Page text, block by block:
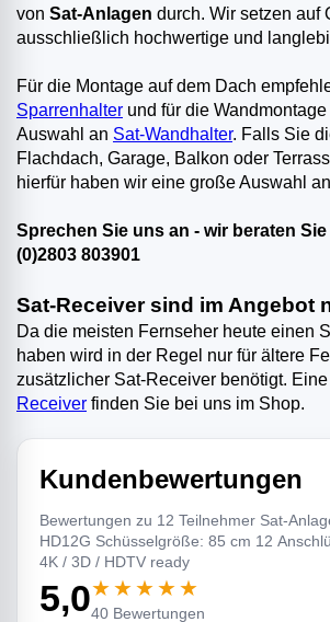
von Sat-Anlagen durch. Wir setzen auf
ausschließlich hochwertige und
Für die Montage auf dem Dach
Sparrenhalter und für die
Auswahl an Sat-Wandhalter. Falls Sie
Flachdach, Garage, Balkon oder
hierfür haben wir eine große Auswahl an
Sprechen Sie uns an - wir beraten Sie
(0)2803 803901
Sat-Receiver sind im Angebot
Da die meisten Fernseher heute einen
haben wird in der Regel nur für ältere
zusätzlicher Sat-Receiver benötigt.
Receiver finden Sie bei uns im Shop.
Kundenbewertungen
Bewertungen zu 12 Teilnehmer Sat-
HD12G Schüsselgröße: 85 cm 12
4K / 3D / HDTV ready
5,0★★★★★
40 Bewertungen